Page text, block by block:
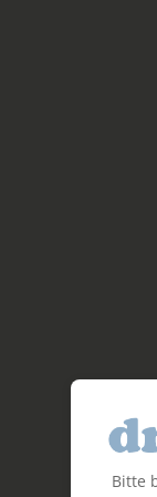
Bitte